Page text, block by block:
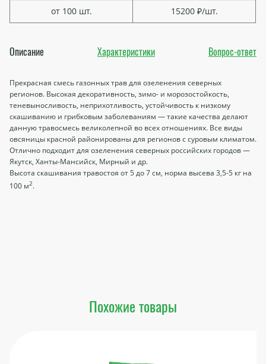
Описание Характеристики Вопрос-ответ
Прекрасная смесь газонных трав для озеленения северных
регионов. Высокая декоративность, зимо- и морозостойкость,
теневыносливость, неприхотливость, устойчивость к низкому
скашиванию и грибковым заболеваниям — такие качества делают
данную травосмесь великолепной во всех отношениях. Все виды
овсяницы красной районированы для регионов с суровым климатом.
Отлично подходит для озеленения северных российских городов —
Якутск, Ханты-Мансийск, Мирный и др.
Высота скашивания травостоя от 5 до 7 см, норма высева 3,5-5 кг на
100 м2.
от 100 шт. 15200 ₽/шт.
Похожие товары